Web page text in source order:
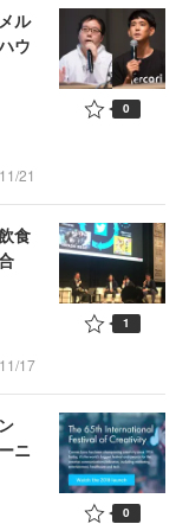
ル
ウ
21
0
食
17
1
ニ
0